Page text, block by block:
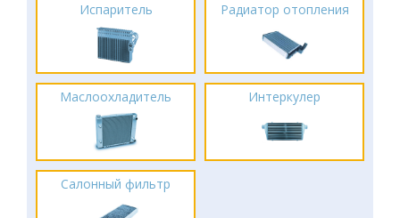
Испаритель Радиатор отопления
Маслоохладитель Интеркулер
Салонный фильтр